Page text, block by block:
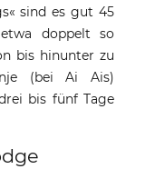
sind es gut 45
doppelt so
bis hinunter zu
(bei Ai Ais)
bis fünf Tage